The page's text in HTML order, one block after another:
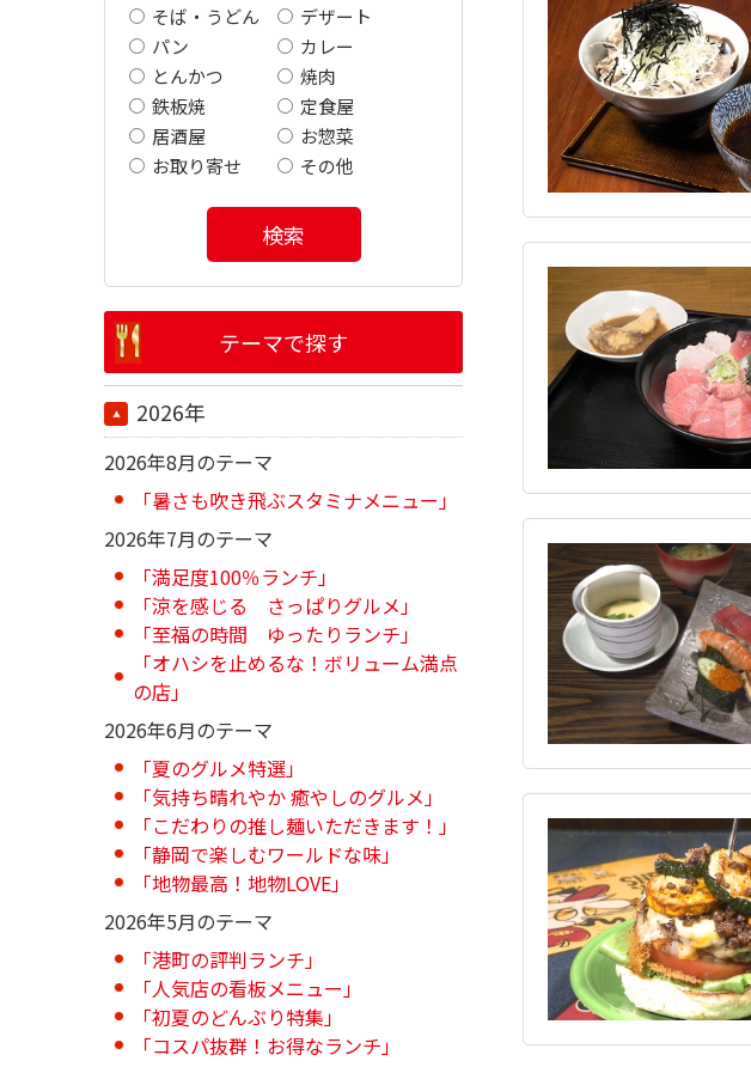
そば・うどん
デザート
パン
カレー
とんかつ
焼肉
鉄板焼
定食屋
居酒屋
お惣菜
お取り寄せ
その他
検索
テーマで探す
2026年
2026年8月のテーマ
「暑さも吹き飛ぶスタミナメニュー」
2026年7月のテーマ
「満足度100％ランチ」
「涼を感じる さっぱりグルメ」
「至福の時間 ゆったりランチ」
「オハシを止めるな！ボリューム満点
の店」
2026年6月のテーマ
「夏のグルメ特選」
「気持ち晴れやか 癒やしのグルメ」
「こだわりの推し麺いただきます！」
「静岡で楽しむワールドな味」
「地物最高！地物LOVE」
2026年5月のテーマ
「港町の評判ランチ」
「人気店の看板メニュー」
「初夏のどんぶり特集」
「コスパ抜群！お得なランチ」